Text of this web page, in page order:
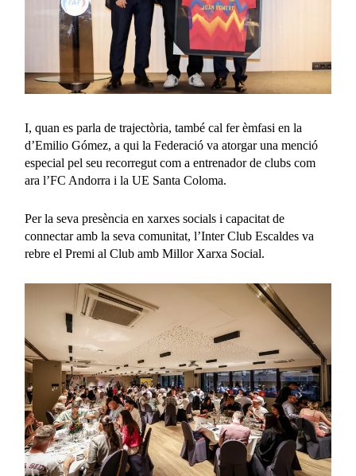
I, quan es parla de trajectòria, també cal fer èmfasi en la
d’Emilio Gómez, a qui la Federació va atorgar una menció
especial pel seu recorregut com a entrenador de clubs com
ara l’FC Andorra i la UE Santa Coloma.
Per la seva presència en xarxes socials i capacitat de
connectar amb la seva comunitat, l’Inter Club Escaldes va
rebre el Premi al Club amb Millor Xarxa Social.